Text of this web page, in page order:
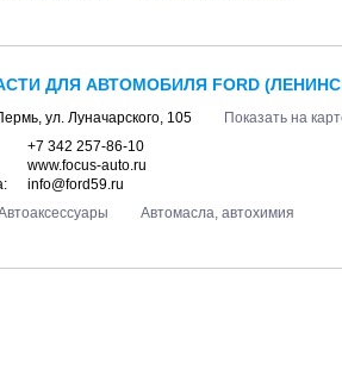
ДЛЯ АВТОМОБИЛЯ FORD
, ул. Луначарского, 105
Показать на
+7 342 257-86-10
www.focus-auto.ru
info@ford59.ru
Автомасла, автохимия